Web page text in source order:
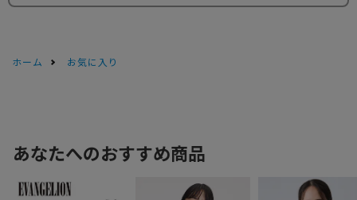
ホーム お気に入り